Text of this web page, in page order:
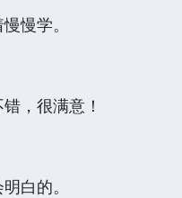
慢学。
，很满意！
白的。